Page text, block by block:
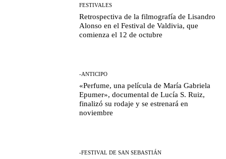
FESTIVALES
Retrospectiva de la filmografía de Lisandro
Alonso en el Festival de Valdivia, que
comienza el 12 de octubre
-ANTICIPO
«Perfume, una película de María Gabriela
Epumer», documental de Lucía S. Ruiz,
finalizó su rodaje y se estrenará en
noviembre
-FESTIVAL DE SAN SEBASTIÁN